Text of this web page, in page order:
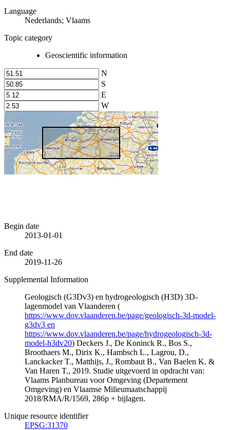
Language
Nederlands; Vlaams
Topic category
Geoscientific information
N
S
E
W
Begin date
2013-01-01
End date
2019-11-26
Supplemental Information
Geologisch (G3Dv3) en hydrogeologisch (H3D) 3D-
lagenmodel van Vlaanderen (
https://www.dov.vlaanderen.be/page/geologisch-3d-model-
g3dv3 en
https://www.dov.vlaanderen.be/page/hydrogeologisch-3d-
model-h3dv20) Deckers J., De Koninck R., Bos S.,
Broothaers M., Dirix K., Hambsch L., Lagrou, D.,
Lanckacker T., Matthijs, J., Rombaut B., Van Baelen K. &
Van Haren T., 2019. Studie uitgevoerd in opdracht van:
Vlaams Planbureau voor Omgeving (Departement
Omgeving) en Vlaamse Milieumaatschappij
2018/RMA/R/1569, 286p + bijlagen.
Unique resource identifier
EPSG:31370